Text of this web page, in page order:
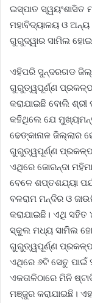
ଇସ୍ପାତ ସ୍ୱୟଂଶାସିତ
ମହାବିଦ୍ୟାଳୟ ଓ
ଗୁରୁଦ୍ୱାର ସାମିଲ
ଏହିପରି ସୁନ୍ଦରଗଡ
ଗୁରୁତ୍ୱପୂର୍ଣ୍ଣ
କରାଯାଇଛି ବୋଲି
କହିଥିଲେ ଯେ
ଢେଙ୍କାନାଳ ଜିଲ୍ଲାର
ଗୁରୁତ୍ୱପୂର୍ଣ୍ଣ ପ୍ରକଳ୍ପ
ଏଥିରେ ଜୋରନ୍ଦା
ବେଳେ ଶପ୍ତଶଯ୍ୟା
ବଳରାମ ମନ୍ଦିର ଓ
କରାଯାଇଛି। ଏଥି ସହିତ
ସ୍କୁଲ ମଧ୍ୟ ସାମିଲ
ଗୁରୁତ୍ୱପୂର୍ଣ୍ଣ ପ୍ରକଳ୍ପ
ଏଥିରେ ୬ଟି ସେତୁ ପାଇଁ
ଏକତାଳିଠାରେ ମିନି
ମଞ୍ଜୁର କରାଯାଇଛି।